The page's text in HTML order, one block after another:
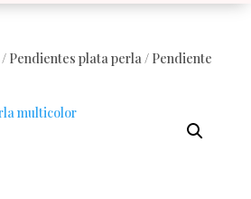
/ Pendientes plata perla/ Pendiente